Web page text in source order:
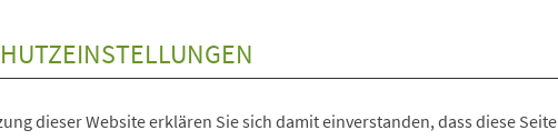
dieser Website erklären Sie sich damit einverstanden, dass diese Seite